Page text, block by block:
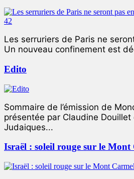
Les serruriers de Paris ne
Un nouveau confinement est
Edito
Sommaire de l’émission de
présentée par Claudine Douillet
Judaiques...
Israël : soleil rouge sur le Mont